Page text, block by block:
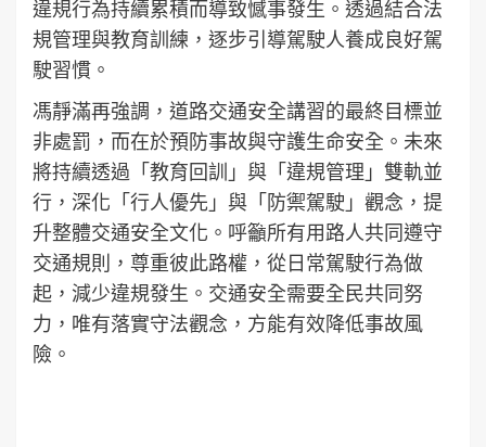
違規行為持續累積而導致憾事發生。透過結合法
規管理與教育訓練，逐步引導駕駛人養成良好駕
駛習慣。
馮靜滿再強調，道路交通安全講習的最終目標並
非處罰，而在於預防事故與守護生命安全。未來
將持續透過「教育回訓」與「違規管理」雙軌並
行，深化「行人優先」與「防禦駕駛」觀念，提
升整體交通安全文化。呼籲所有用路人共同遵守
交通規則，尊重彼此路權，從日常駕駛行為做
起，減少違規發生。交通安全需要全民共同努
力，唯有落實守法觀念，方能有效降低事故風
險。